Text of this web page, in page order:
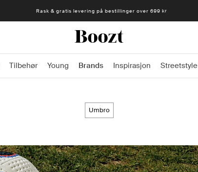
Rask & gratis levering på bestillinger over 699 kr
Tilbehør Young Brands Inspirasjon Streetstyle
umbro